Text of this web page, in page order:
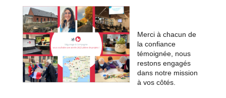
Merci à chacun de
la confiance
témoignée, nous
restons engagés
dans notre mission
à vos côtés.